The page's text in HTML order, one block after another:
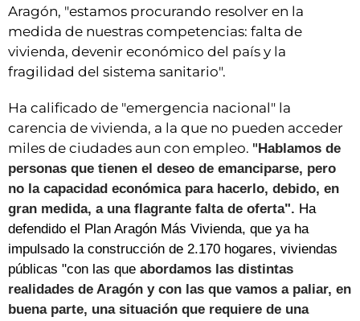
Aragón, "estamos procurando resolver en la
medida de nuestras competencias: falta de
vivienda, devenir económico del país y la
fragilidad del sistema sanitario".
Ha calificado de "emergencia nacional" la
carencia de vivienda, a la que no pueden acceder
miles de ciudades aun con empleo. " Hablamos de
personas que tienen el deseo de emanciparse, pero
no la capacidad económica para hacerlo, debido, en
gran medida, a una flagrante falta de oferta". Ha
defendido el Plan Aragón Más Vivienda, que ya ha
impulsado la construcción de 2.170 hogares, viviendas
públicas "con las que abordamos las distintas
realidades de Aragón y con las que vamos a paliar, en
buena parte, una situación que requiere de una